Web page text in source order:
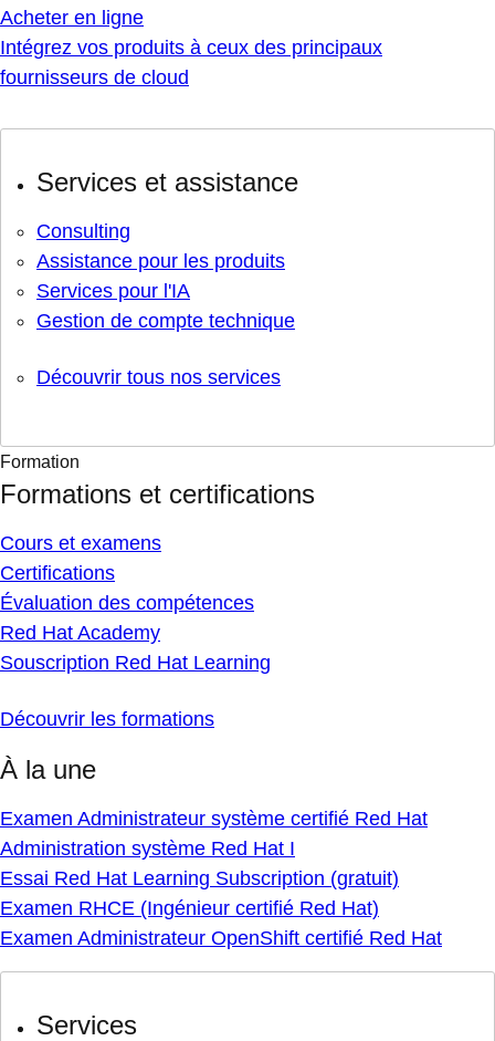
Acheter en ligne
Intégrez vos produits à ceux des principaux
fournisseurs de cloud
Services et assistance
Consulting
Assistance pour les produits
Services pour l'IA
Gestion de compte technique
Découvrir tous nos services
Formation
Formations et certifications
Cours et examens
Certifications
Évaluation des compétences
Red Hat Academy
Souscription Red Hat Learning
Découvrir les formations
À la une
Examen Administrateur système certifié Red Hat
Administration système Red Hat I
Essai Red Hat Learning Subscription (gratuit)
Examen RHCE (Ingénieur certifié Red Hat)
Examen Administrateur OpenShift certifié Red Hat
Services